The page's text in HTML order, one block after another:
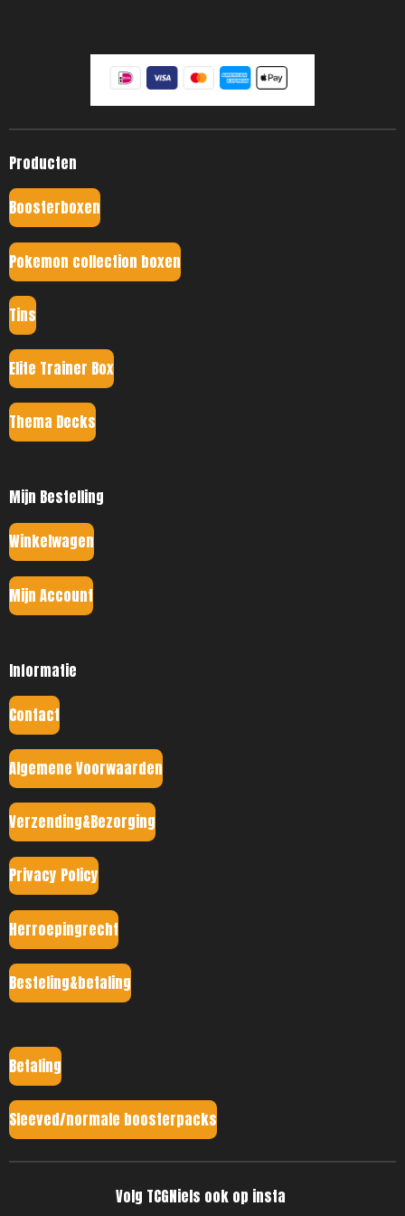
Producten
Boosterboxen
Pokemon collection boxen
Tins
Elite Trainer Box
Thema Decks
Mijn Bestelling
Winkelwagen
Mijn Account
Informatie
Contact
Algemene Voorwaarden
Verzending&Bezorging
Privacy Policy
Herroepingrecht
Besteling&betaling
Betaling
Sleeved/normale boosterpacks
Volg TCGNiels ook op insta